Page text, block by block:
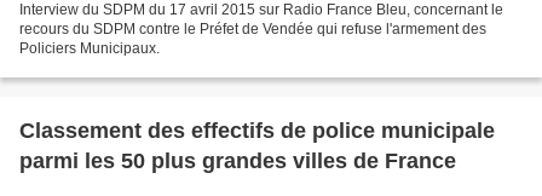
Interview du SDPM du 17 avril 2015 sur Radio France Bleu, concernant le
recours du SDPM contre le Préfet de Vendée qui refuse l'armement des
Policiers Municipaux.
Classement des effectifs de police municipale
parmi les 50 plus grandes villes de France